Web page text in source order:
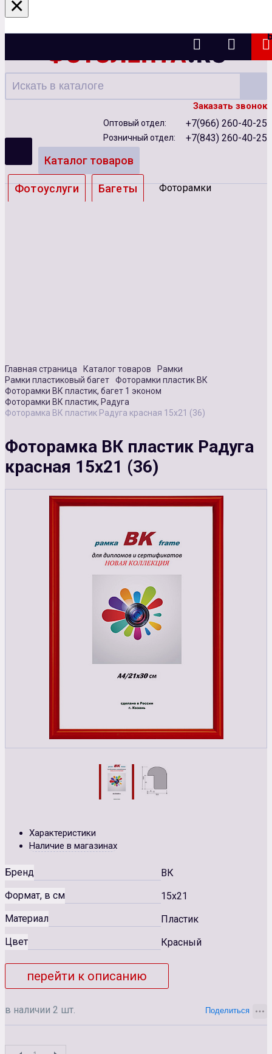
Казань
Заказать звонок
Оптовый отдел: +7(966) 260-40-25
Розничный отдел: +7(843) 260-40-25
Каталог товаров
Фотоуслуги Багеты Фоторамки
Главная страница Каталог товаров
Рамки
Рамки пластиковый багет
Фоторамки пластик ВК
Фоторамки ВК пластик, багет 1 эконом
Фоторамки ВК пластик, Радуга
Фоторамка ВК пластик Радуга красная 15х21 (36)
Фоторамка ВК пластик Радуга
красная 15х21 (36)
Характеристики
Наличие в магазинах
Бренд
ВК
Формат, в см
15x21
Материал
Пластик
Цвет
Красный
перейти к описанию
в наличии 2 шт.
×